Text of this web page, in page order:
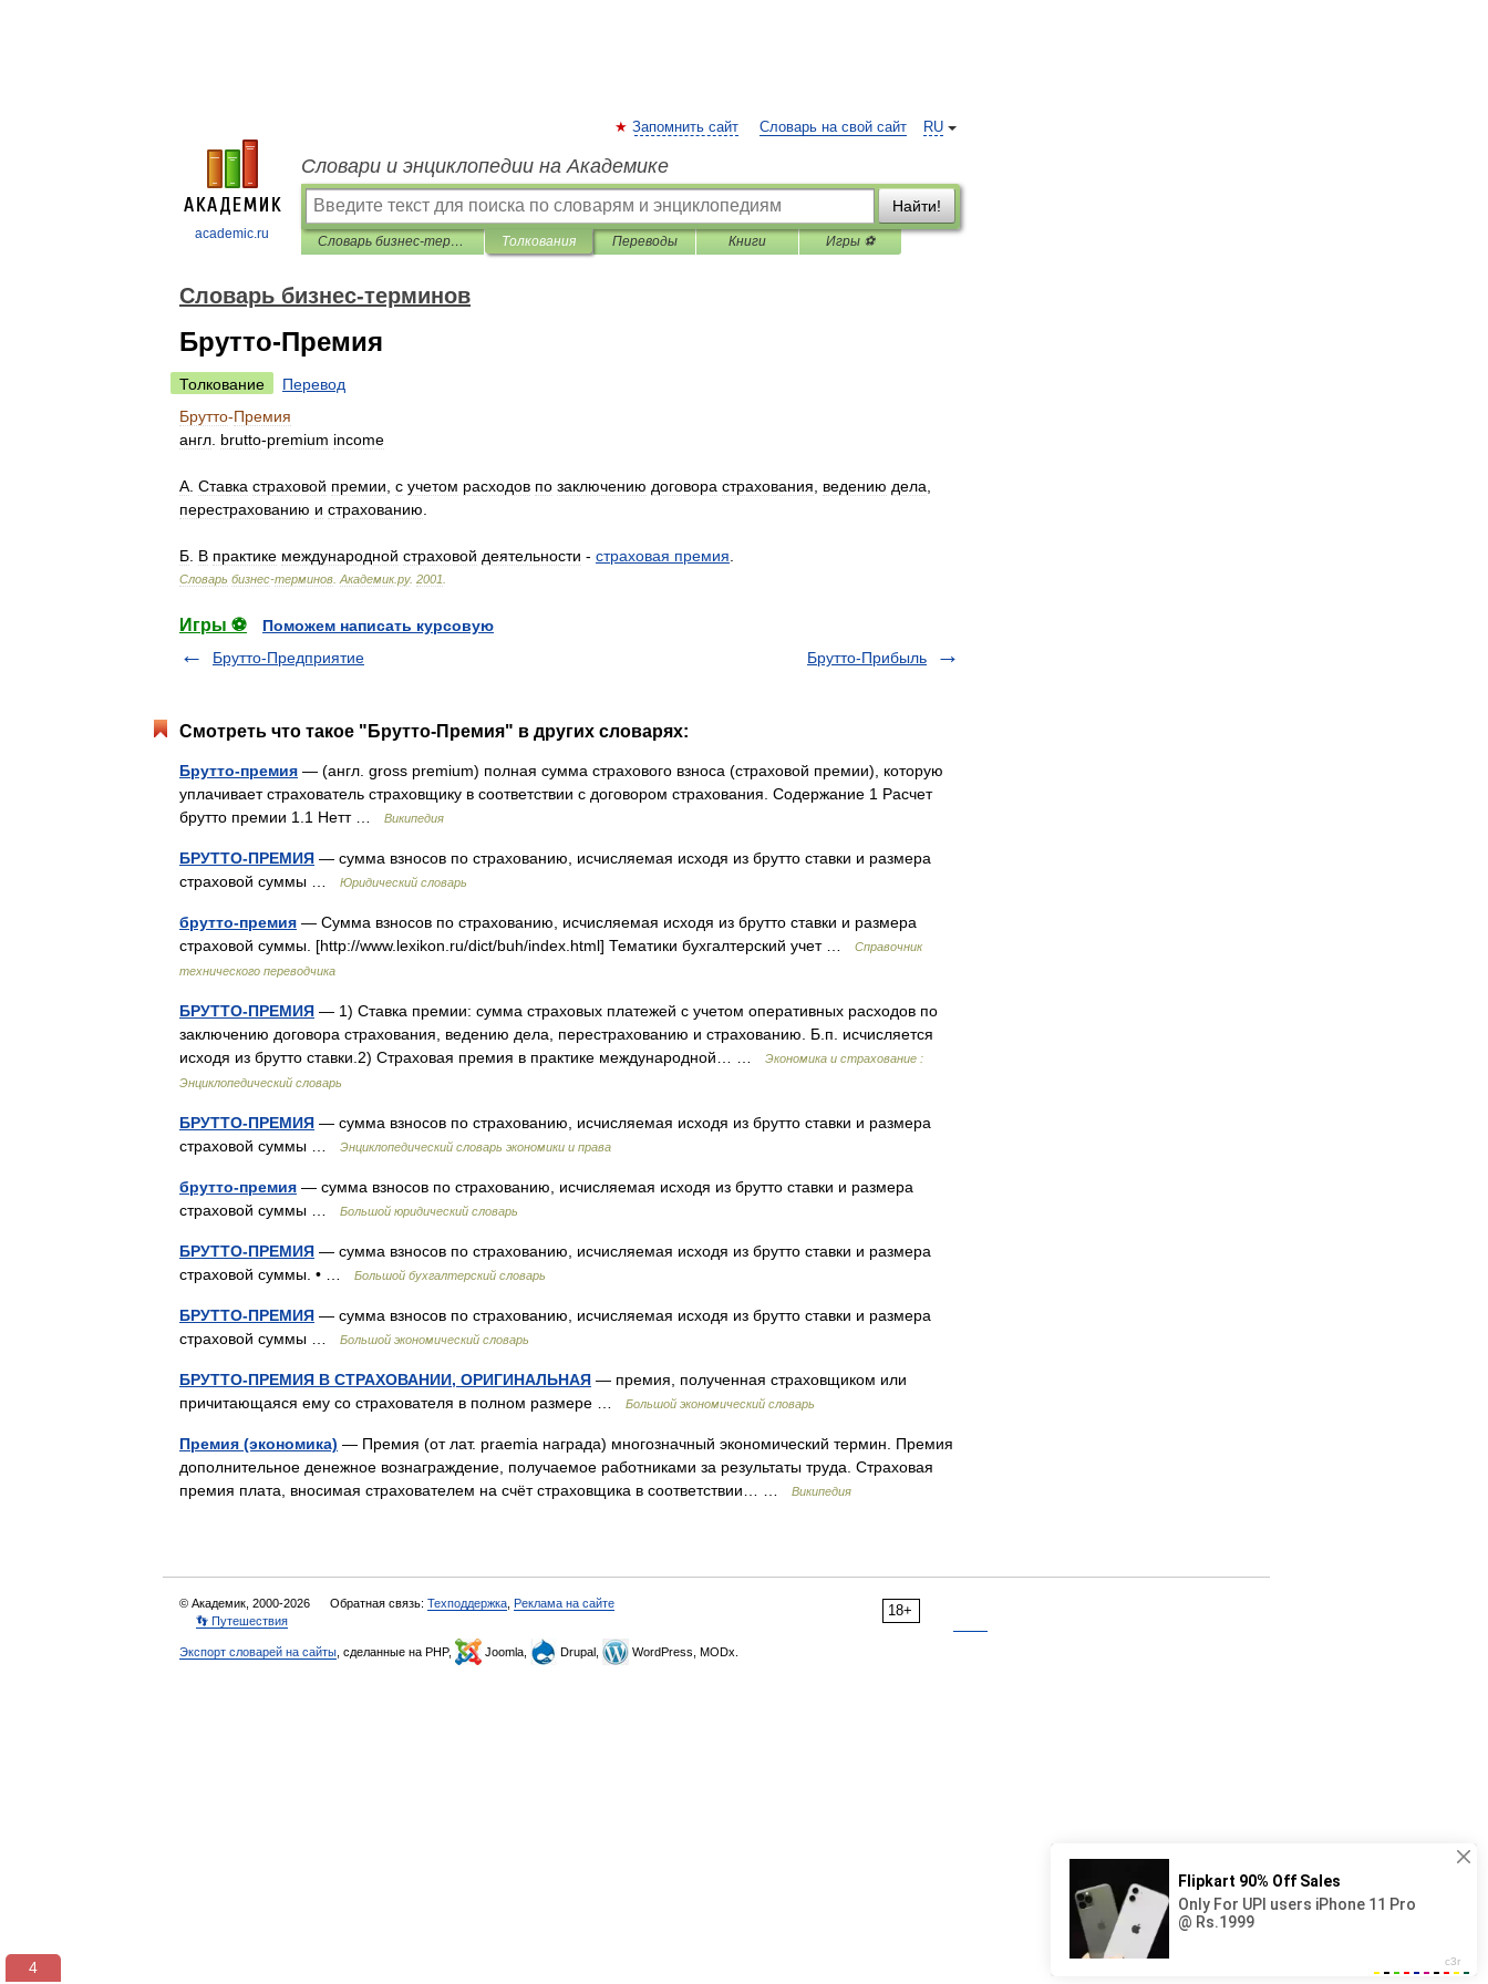
academic.ru
RU
Запомнить сайт Словарь на свой сайт
Словари и энциклопедии на Академике
Найти!
Словарь бизнес-терминов Толкования Переводы Книги Игры ⚽
Словарь бизнес-терминов
Брутто-Премия
Толкование
Перевод
Брутто-Премия
англ brutto-premium income
А Ставка страховой премии с учетом расходов по заключению договора страхования ведению дела
перестрахованию и страхованию
Б В практике международной страховой деятельности - страховая премия
Словарь бизнес-терминов Академик.ру. 2001
Игры ⚽
Поможем написать курсовую
Брутто-Предприятие
Брутто-Прибыль
Смотреть что такое "Брутто-Премия" в других словарях:
Брутто-премия — (англ. gross premium) полная сумма страхового взноса (страховой премии), которую
уплачивает страхователь страховщику в соответствии с договором страхования. Содержание 1 Расчет
брутто премии 1.1 Нетт …
Википедия
БРУТТО-ПРЕМИЯ — сумма взносов по страхованию, исчисляемая исходя из брутто ставки и размера
страховой суммы …
Юридический словарь
брутто-премия — Сумма взносов по страхованию, исчисляемая исходя из брутто ставки и размера
страховой суммы. [http://www.lexikon.ru/dict/buh/index.html] Тематики бухгалтерский учет …
Справочник
технического переводчика
БРУТТО-ПРЕМИЯ — 1) Ставка премии: сумма страховых платежей с учетом оперативных расходов по
заключению договора страхования, ведению дела, перестрахованию и страхованию. Б.п. исчисляется
исходя из брутто ставки.2) Cтраховая премия в практике международной… …
Экономика и страхование :
Энциклопедический словарь
БРУТТО-ПРЕМИЯ — сумма взносов по страхованию, исчисляемая исходя из брутто ставки и размера
страховой суммы …
Энциклопедический словарь экономики и права
брутто-премия — сумма взносов по страхованию, исчисляемая исходя из брутто ставки и размера
страховой суммы …
Большой юридический словарь
БРУТТО-ПРЕМИЯ — сумма взносов по страхованию, исчисляемая исходя из брутто ставки и размера
страховой суммы. • …
Большой бухгалтерский словарь
БРУТТО-ПРЕМИЯ — сумма взносов по страхованию, исчисляемая исходя из брутто ставки и размера
страховой суммы …
Большой экономический словарь
БРУТТО-ПРЕМИЯ В СТРАХОВАНИИ, ОРИГИНАЛЬНАЯ — премия, полученная страховщиком или
причитающаяся ему со страхователя в полном размере …
Большой экономический словарь
Премия (экономика) — Премия (от лат. praemia награда) многозначный экономический термин. Премия
дополнительное денежное вознаграждение, получаемое работниками за результаты труда. Страховая
премия плата, вносимая страхователем на счёт страховщика в соответствии… …
Википедия
18+
© Академик, 2000-2026 Обратная связь: Техподдержка Реклама на сайте
👣 Путешествия
Экспорт словарей на сайты , сделанные на PHP, Joomla, Drupal, WordPress, MODx.
4